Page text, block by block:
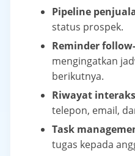
Pipeline
status prospek.
Reminder
mengingatkan
berikutnya.
Riwayat
telepon, email,
Task
tugas kepada